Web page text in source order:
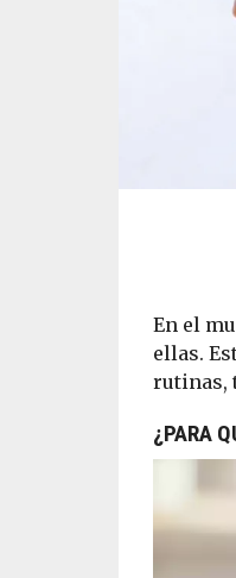
En el
ellas.
rutinas,
¿PARA